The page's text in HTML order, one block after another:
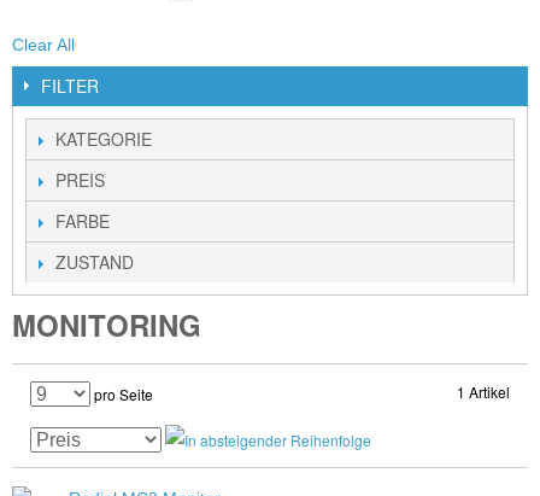
Clear All
FILTER
KATEGORIE
PREIS
FARBE
ZUSTAND
MONITORING
1 Artikel
pro Seite